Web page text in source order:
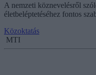
A nemzeti köznevelésről
életbeléptetéséhez fontos
Közoktatás
MTI